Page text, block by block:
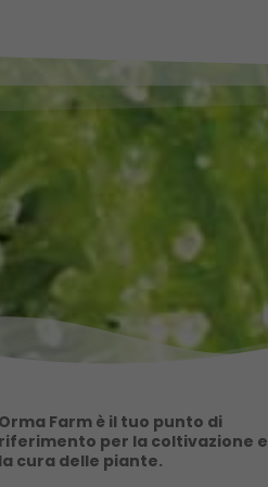
Orma Farm è il tuo punto di
riferimento per la coltivazione e
la cura delle piante.